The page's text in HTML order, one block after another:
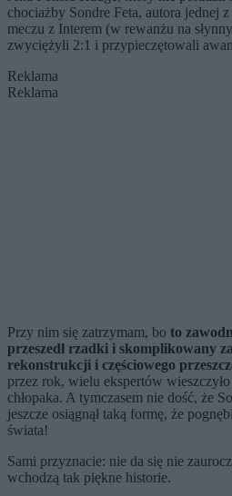
chociażby Sondre Feta, autora jednej
meczu z Interem (w rewanżu na
zwyciężyli 2:1 i przypieczętowali
Reklama
Reklama
Przy nim się zatrzymam, bo to
przeszedł rzadki i skomplikowany
rekonstrukcji i częściowego
przez rok, wielu ekspertów
chłopaka. A tymczasem nie dość, że
jeszcze osiągnął taką formę, że
świata!
Sami przyznacie: nie da się nie
wchodzą tak piękne historie.